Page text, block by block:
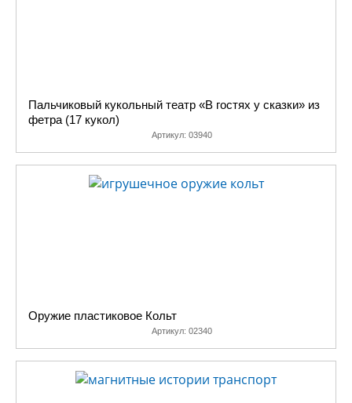
Пальчиковый кукольный театр «В гостях у сказки» из
фетра (17 кукол)
Артикул: 03940
Оружие пластиковое Кольт
Артикул: 02340